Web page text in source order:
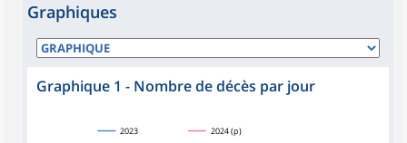
Graphiques
Graphique 1 - Nombre de décès par jour
2023 2024 (p)